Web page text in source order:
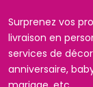
Surprenez vos
livraison en
services de
anniversaire,